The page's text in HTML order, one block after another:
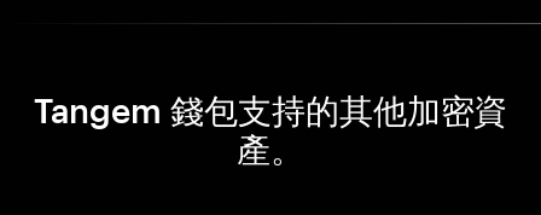
Tangem 錢包支持的其他加密資
產。